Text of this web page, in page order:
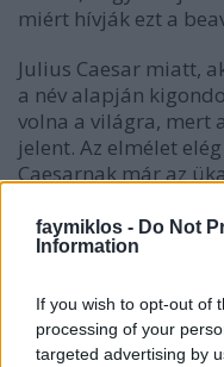
faymiklos - Do Not
Information
If you wish to opt-out of
processing of your
targeted advertising by
miért hívják ezt a
Julius Caesar miatt,
a név alapján
volna a világra, mert
jelent. Az elmélet
Caesarnak már az
igaz, hogy ő maga
szülés során az
próbálni a magzatot
mennyi esélye volt a
de nem nulla.